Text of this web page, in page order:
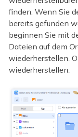
finden. Wenn Sie
bereits gefunden
beginnen Sie mit
Dateien auf dem
wiederherstellen.
wiederherstellen.